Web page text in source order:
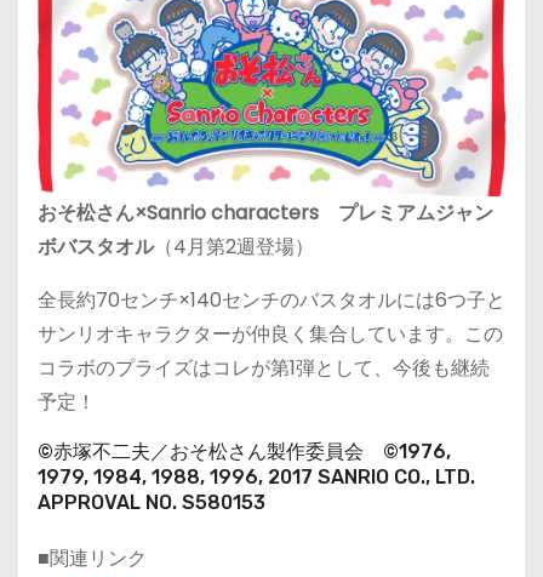
おそ松さん×Sanrio characters プレミアムジャン
ボバスタオル（4月第2週登場）
全長約70センチ×140センチのバスタオルには6つ子と
サンリオキャラクターが仲良く集合しています。この
コラボのプライズはコレが第1弾として、今後も継続
予定！
©赤塚不二夫／おそ松さん製作委員会 ©1976,
1979, 1984, 1988, 1996, 2017 SANRIO CO., LTD.
APPROVAL NO. S580153
■関連リンク